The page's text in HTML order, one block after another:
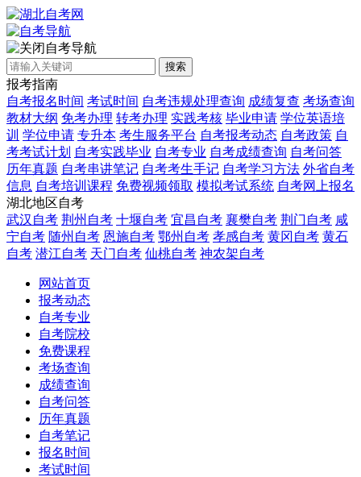
自考导航
搜索
报考指南
自考报名时间 考试时间 自考违规处理查询 成绩复查 考场查询
教材大纲 免考办理 转考办理 实践考核 毕业申请 学位英语培
训 学位申请 专升本 考生服务平台 自考报考动态 自考政策 自
考考试计划 自考实践毕业 自考专业 自考成绩查询 自考问答
历年真题 自考串讲笔记 自考考生手记 自考学习方法 外省自考
信息 自考培训课程 免费视频领取 模拟考试系统 自考网上报名
湖北地区自考
武汉自考 荆州自考 十堰自考 宜昌自考 襄樊自考 荆门自考 咸
宁自考 随州自考 恩施自考 鄂州自考 孝感自考 黄冈自考 黄石
自考 潜江自考 天门自考 仙桃自考 神农架自考
网站首页
报考动态
自考专业
自考院校
免费课程
考场查询
成绩查询
自考问答
历年真题
自考笔记
报名时间
考试时间